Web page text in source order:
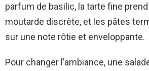
parfum de basilic, la tarte fine
moutarde discrète, et les pâtes
sur une note rôtie et enveloppante.
Pour changer l’ambiance, une